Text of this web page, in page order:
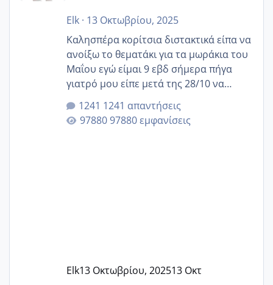
Elk· 13 Οκτωβρίου, 2025
Καλησπέρα κορίτσια διστακτικά είπα να
ανοίξω το θεματάκι για τα μωράκια του
Μαΐου εγώ είμαι 9 εβδ σήμερα πήγα
γιατρό μου είπε μετά της 28/10 να
κλείσω ραντεβού για την αυχενική είναι
καμιά άλλη κοπέλα να γεννάει Μάιο ;;
1241 απαντήσεις
97880 εμφανίσεις
Elk13 Οκτωβρίου, 202513 Οκτ